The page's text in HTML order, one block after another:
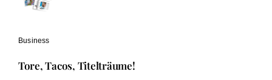
Business
Tore, Tacos, Titelträume!